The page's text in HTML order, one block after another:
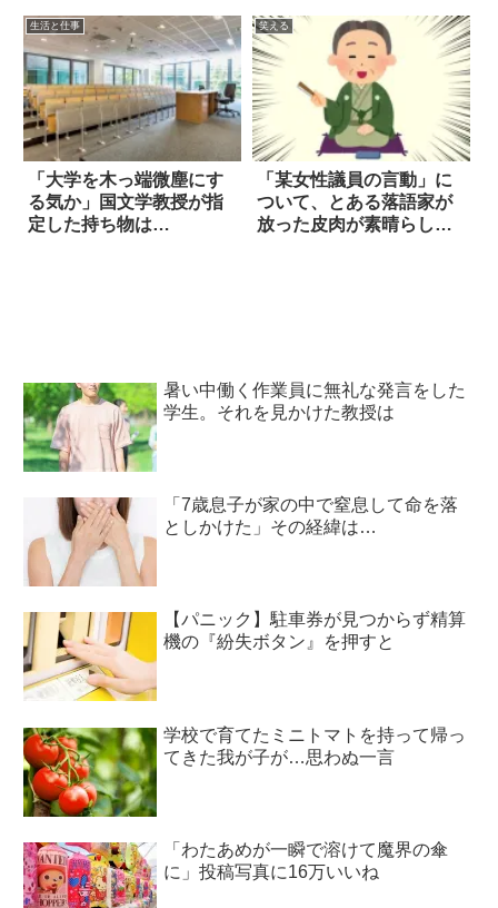
生活と仕事
「大学を木っ端微塵にす
る気か」国文学教授が指
定した持ち物は…
笑える
「某女性議員の言動」に
ついて、とある落語家が
放った皮肉が素晴らしい
暑い中働く作業員に無礼な発言をした
学生。それを見かけた教授は
「7歳息子が家の中で窒息して命を落
としかけた」その経緯は…
【パニック】駐車券が見つからず精算
機の『紛失ボタン』を押すと
学校で育てたミニトマトを持って帰っ
てきた我が子が…思わぬ一言
「わたあめが一瞬で溶けて魔界の傘
に」投稿写真に16万いいね